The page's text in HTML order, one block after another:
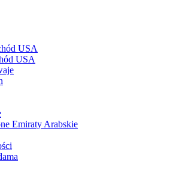
USA
USA
Emiraty Arabskie